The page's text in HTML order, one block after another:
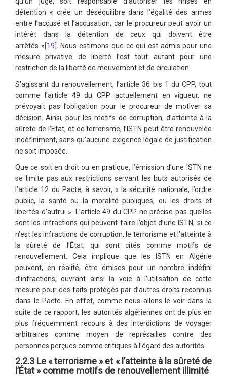
détention « crée un déséquilibre dans l’égalité des armes
entre l’accusé et l’accusation, car le procureur peut avoir un
intérêt dans la détention de ceux qui doivent être
arrêtés »[19]
. Nous estimons que ce qui est admis pour une
mesure privative de liberté l’est tout autant pour une
restriction de la liberté de mouvement et de circulation.
S’agissant du renouvellement, l’article 36 bis 1 du CPP, tout
comme l’article 49 du CPP actuellement en vigueur, ne
prévoyait pas l’obligation pour le procureur de motiver sa
décision. Ainsi, pour les motifs de corruption, d’atteinte à la
sûreté de l’Etat, et de terrorisme, l’ISTN peut être renouvelée
indéfiniment, sans qu’aucune exigence légale de justification
ne soit imposée.
Que ce soit en droit ou en pratique, l’émission d’une ISTN ne
se limite pas aux restrictions servant les buts autorisés de
l’article 12 du Pacte, à savoir, « la sécurité nationale, l’ordre
public, la santé ou la moralité publiques, ou les droits et
libertés d’autrui ». L’article 49 du CPP ne précise pas quelles
sont les infractions qui peuvent faire l’objet d’une ISTN, si ce
n’est les infractions de corruption, le terrorisme et l’atteinte à
la sûreté de l’État, qui sont cités comme motifs de
renouvellement. Cela implique que les ISTN en Algérie
peuvent, en réalité, être émises pour un nombre indéfini
d’infractions, ouvrant ainsi la voie à l’utilisation de cette
mesure pour des faits protégés par d’autres droits reconnus
dans le Pacte. En effet, comme nous allons le voir dans la
suite de ce rapport, les autorités algériennes ont de plus en
plus fréquemment recours à des interdictions de voyager
arbitraires comme moyen de représailles contre des
personnes perçues comme critiques à l’égard des autorités.
2.2.3 Le « terrorisme » et « l’atteinte à la sûreté de
l’État » comme motifs de renouvellement illimité